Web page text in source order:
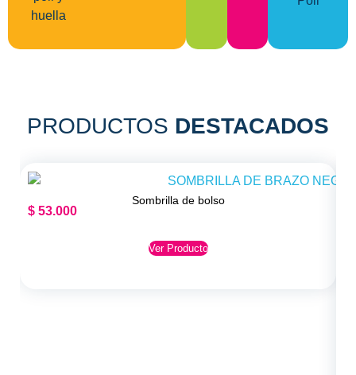
PRODUCTOS DESTACADOS
Sombrilla de bolso
$ 53.000
Ver Producto